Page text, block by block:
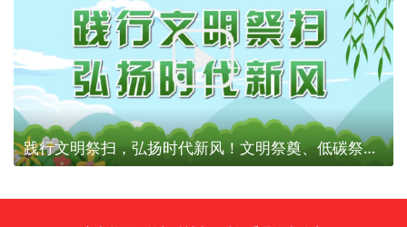
践行文明祭扫，弘扬时代新风！文明祭奠、低碳祭扫，为建设美丽北京贡献力量！